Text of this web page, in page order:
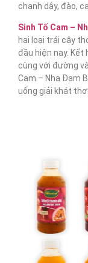
chanh dây, đào,
Sinh Tố Cam –
hai loại trái cây
đầu hiện nay.
cùng với đường
Cam – Nha Đam
uống giải khát